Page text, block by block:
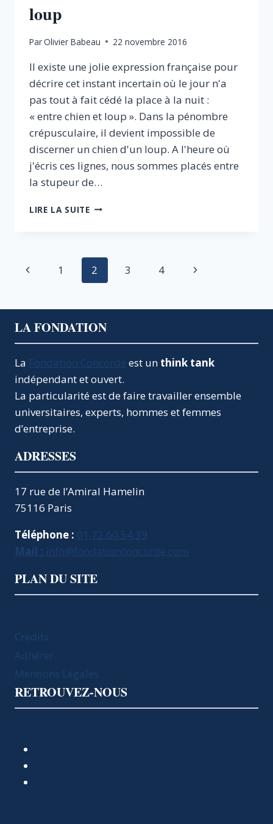
loup
ParOlivier Babeau 22 novembre 2016
Il existe une jolie expression française pour
décrire cet instant incertain où le jour n'a
pas tout à fait cédé la place à la nuit :
« entre chien et loup ». Dans la pénombre
crépusculaire, il devient impossible de
discerner un chien d'un loup. A l'heure où
j'écris ces lignes, nous sommes placés entre
la stupeur de…
LIRE LA SUITELA
ET
LOUP
Navigation
page
Page
1 2 3 4
Page
LA FONDATION
La Fondation Concorde est un think tank
indépendant et ouvert.
La particularité est de faire travailler ensemble
universitaires, experts, hommes et femmes
d’entreprise.
ADRESSES
17 rue de l’Amiral Hamelin
75116 Paris
Téléphone : 01.72.60.54.39
Mail : info@fondationconcorde.com
PLAN DU SITE
Crédits
Adhérer
Mentions Légales
RETROUVEZ-NOUS